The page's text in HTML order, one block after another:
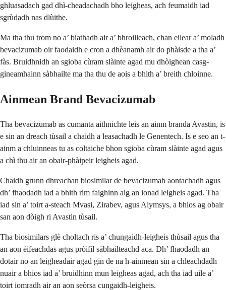
ghluasadach gad dhì-cheadachadh bho leigheas, ach feumaidh iad
sgrùdadh nas dlùithe.
Ma tha thu trom no a’ biathadh air a’ bhroilleach, chan eilear a’ moladh
bevacizumab oir faodaidh e cron a dhèanamh air do phàisde a tha a’
fàs. Bruidhnidh an sgioba cùram slàinte agad mu dhòighean casg-
gineamhainn sàbhailte ma tha thu de aois a bhith a’ breith chloinne.
Ainmean Brand Bevacizumab
Tha bevacizumab as cumanta aithnichte leis an ainm branda Avastin, is
e sin an dreach tùsail a chaidh a leasachadh le Genentech. Is e seo an t-
ainm a chluinneas tu as coltaiche bhon sgioba cùram slàinte agad agus
a chì thu air an obair-phàipeir leigheis agad.
Chaidh grunn dhreachan biosimilar de bevacizumab aontachadh agus
dh’ fhaodadh iad a bhith rim faighinn aig an ionad leigheis agad. Tha
iad sin a’ toirt a-steach Mvasi, Zirabev, agus Alymsys, a bhios ag obair
san aon dòigh ri Avastin tùsail.
Tha biosimilars glè choltach ris a’ chungaidh-leigheis thùsail agus tha
an aon èifeachdas agus pròifil sàbhailteachd aca. Dh’ fhaodadh an
dotair no an leigheadair agad gin de na h-ainmean sin a chleachdadh
nuair a bhios iad a’ bruidhinn mun leigheas agad, ach tha iad uile a’
toirt iomradh air an aon seòrsa cungaidh-leigheis.